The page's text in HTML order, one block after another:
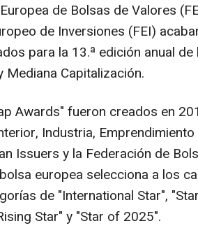
de Bolsas de Valores
de Inversiones (FEI)
para la 13.ª edición anual de
Mediana Capitalización.
Awards" fueron creados en
Industria, Emprendimiento
Issuers y la Federación de
europea selecciona a los
de "International Star",
Star" y "Star of 2025".